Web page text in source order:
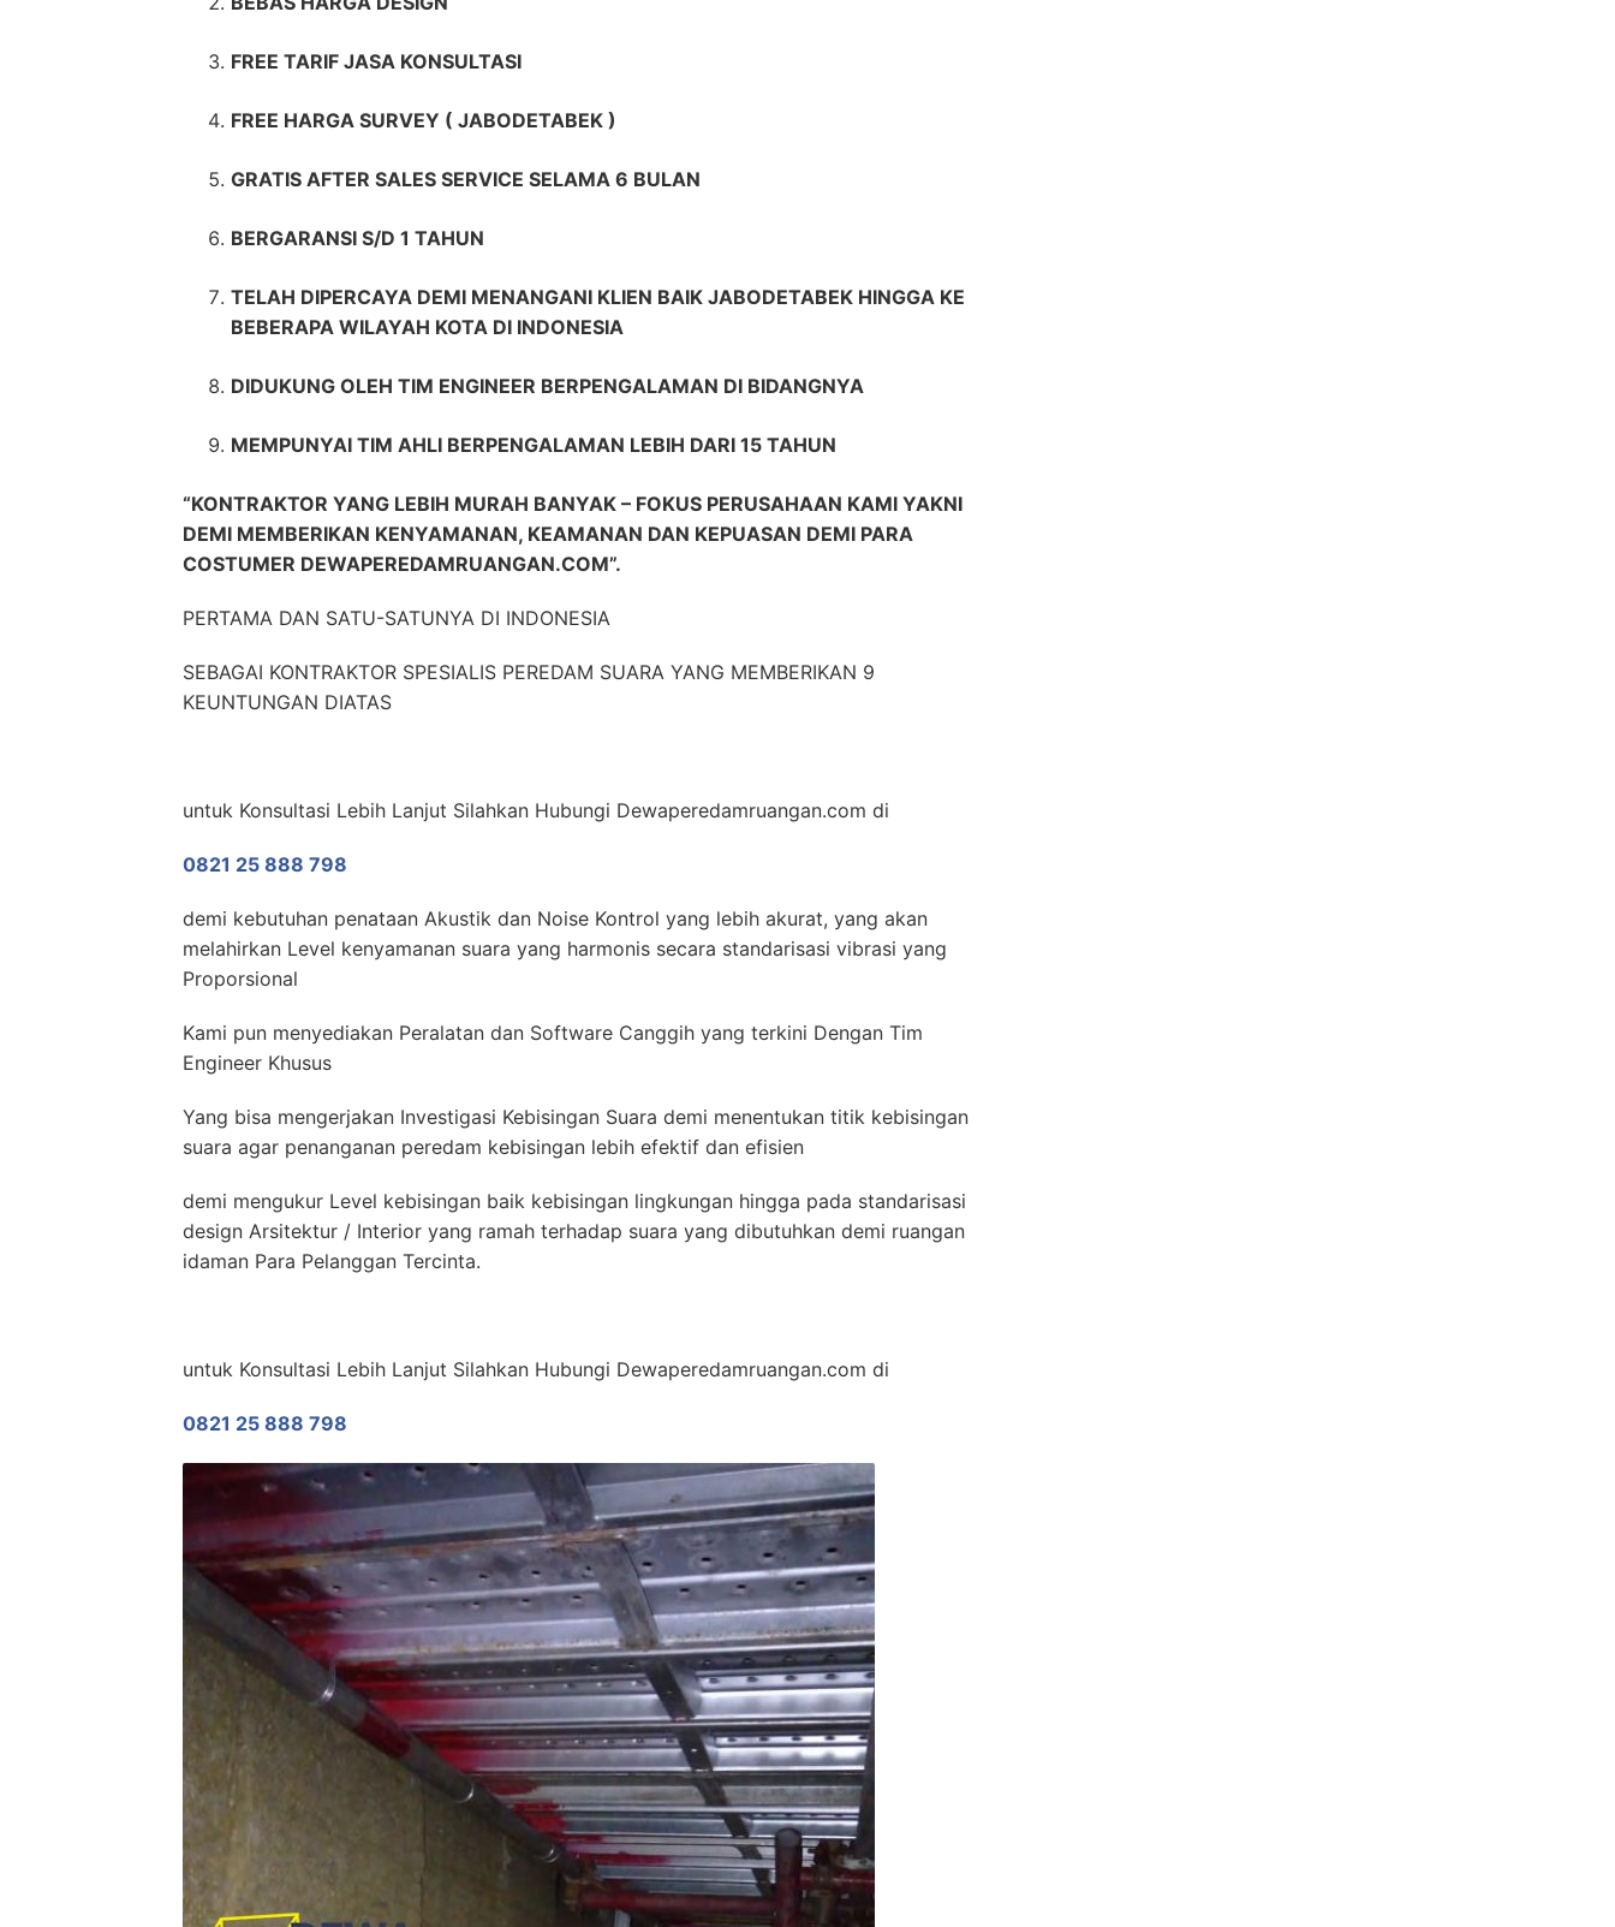
FREE TARIF JASA KONSULTASI
FREE HARGA SURVEY ( JABODETABEK )
GRATIS AFTER SALES SERVICE SELAMA 6 BULAN
BERGARANSI S/D 1 TAHUN
TELAH DIPERCAYA DEMI MENANGANI KLIEN BAIK JABODETABEK HINGGA KE
BEBERAPA WILAYAH KOTA DI INDONESIA
DIDUKUNG OLEH TIM ENGINEER BERPENGALAMAN DI BIDANGNYA
MEMPUNYAI TIM AHLI BERPENGALAMAN LEBIH DARI 15 TAHUN
“KONTRAKTOR YANG LEBIH MURAH BANYAK – FOKUS PERUSAHAAN KAMI YAKNI
DEMI MEMBERIKAN KENYAMANAN, KEAMANAN DAN KEPUASAN DEMI PARA
COSTUMER DEWAPEREDAMRUANGAN.COM”.
PERTAMA DAN SATU-SATUNYA DI INDONESIA
SEBAGAI KONTRAKTOR SPESIALIS PEREDAM SUARA YANG MEMBERIKAN 9
KEUNTUNGAN DIATAS
untuk Konsultasi Lebih Lanjut Silahkan Hubungi Dewaperedamruangan.com di
0821 25 888 798
demi kebutuhan penataan Akustik dan Noise Kontrol yang lebih akurat, yang akan
melahirkan Level kenyamanan suara yang harmonis secara standarisasi vibrasi yang
Proporsional
Kami pun menyediakan Peralatan dan Software Canggih yang terkini Dengan Tim
Engineer Khusus
Yang bisa mengerjakan Investigasi Kebisingan Suara demi menentukan titik kebisingan
suara agar penanganan peredam kebisingan lebih efektif dan efisien
demi mengukur Level kebisingan baik kebisingan lingkungan hingga pada standarisasi
design Arsitektur / Interior yang ramah terhadap suara yang dibutuhkan demi ruangan
idaman Para Pelanggan Tercinta.
untuk Konsultasi Lebih Lanjut Silahkan Hubungi Dewaperedamruangan.com di
0821 25 888 798